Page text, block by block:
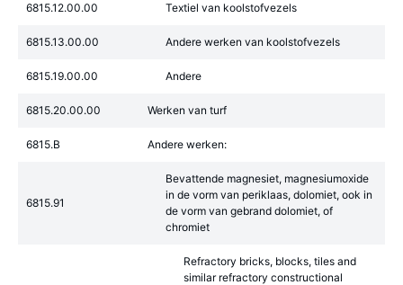
6815.12.00.00 Textiel van koolstofvezels
6815.13.00.00 Andere werken van koolstofvezels
6815.19.00.00 Andere
6815.20.00.00 Werken van turf
6815.B Andere werken:
6815.91
Bevattende magnesiet, magnesiumoxide
in de vorm van periklaas, dolomiet, ook in
de vorm van gebrand dolomiet, of
chromiet
Refractory bricks, blocks, tiles and
similar refractory constructional